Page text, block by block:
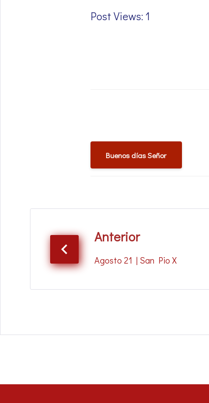
Post Views: 1
Buenos días Señor
Anterior
Agosto 21 | San Pio X